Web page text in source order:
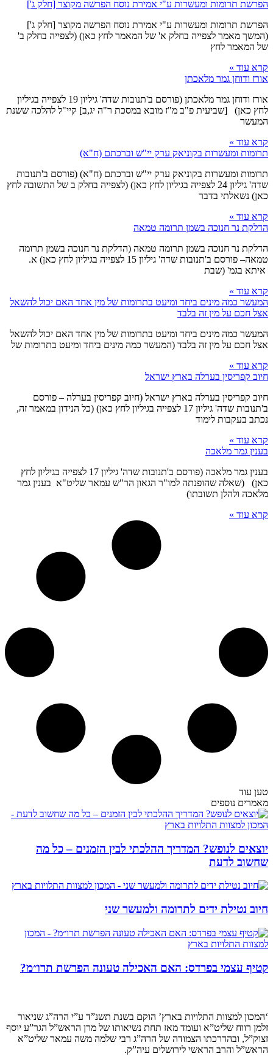
הפרשת תרומות ומעשרות ע"י אמירת נוסח הפרשה מקוצר [חלק ג']
הפרשת תרומות ומעשרות ע"י אמירת נוסח הפרשה מקוצר [חלק ג']
(המשך מאמר לצפייה בחלק א' של המאמר לחץ כאן) (לצפייה בחלק ב'
של המאמר לחץ
קרא עוד »
אורז ודוחן גמר מלאכתן
אורז ודוחן גמר מלאכתן (פורסם ב'תנובות שדה' גיליון 19 לצפייה בגיליון
לחץ כאן) [שביעית פ"ב מ"ז מובא במסכת ר"ה יג,ב] קיי"ל להלכה ששנת
המעשר
קרא עוד »
תרומות ומעשרות בקוניאק ערק יי"ש וברכתם (ח"א)
תרומות ומעשרות בקוניאק ערק יי"ש וברכתם (ח"א) (פורסם ב'תנובות
שדה' גיליון 24 לצפייה בגיליון לחץ כאן) (לצפייה בחלק ב של התשובה לחץ
כאן) נשאלתי בדבר
קרא עוד »
הדלקת נר חנוכה בשמן תרומה טמאה
הדלקת נר חנוכה בשמן תרומה טמאה (הדלקת נר חנוכה בשמן תרומה
טמאה– פורסם ב'תנובות שדה' גיליון 15 לצפייה בגיליון לחץ כאן) א.
איתא בגמ' (שבת
קרא עוד »
המעשר כמה מינים ביחד ומיעט בתרומות של מין אחד האם יכול להשאל
אצל חכם על מין זה בלבד
המעשר כמה מינים ביחד ומיעט בתרומות של מין אחד האם יכול להשאל
אצל חכם על מין זה בלבד (המעשר כמה מינים ביחד ומיעט בתרומות של
קרא עוד »
חיוב קפריסין בערלה בארץ ישראל
חיוב קפריסין בערלה בארץ ישראל (חיוב קפריסין בערלה – פורסם
ב'תנובות שדה' גיליון 17 לצפייה בגיליון לחץ כאן) (כל הנידון במאמר זה,
נכתב בעקבות לימוד
קרא עוד »
בענין גמר מלאכה
בענין גמר מלאכה (פורסם ב'תנובות שדה' גיליון 17 לצפייה בגיליון לחץ
כאן) (שאלה שהופנתה למו"ר הגאון הר"ש עמאר שליט"א בענין גמר
מלאכה ולהלן תשובתו)
קרא עוד »
טען עוד
מאמרים נוספים
יוצאים לנופש? המדריך ההלכתי לבין הזמנים – כל מה
שחשוב לדעת
חיוב נטילת ידים לתרומה ולמעשר שני
קטיף עצמי בפרדס: האם האכילה טעונה הפרשת תרו״מ?
‘המכון למצוות התלויות בארץ’ הוקם בשנת תשנ”ד ע”י הרה”ג שניאור
זלמן רווח שליט”א ועומד מאז תחת נשיאותו של מרן הראש”ל הגר”ע יוסף
זצוק”ל, ובהדרכתו הצמודה של הרה”ג רבי שלמה משה עמאר שליט”א
הראש”ל והרב הראשי לירושלים עיה”ק.